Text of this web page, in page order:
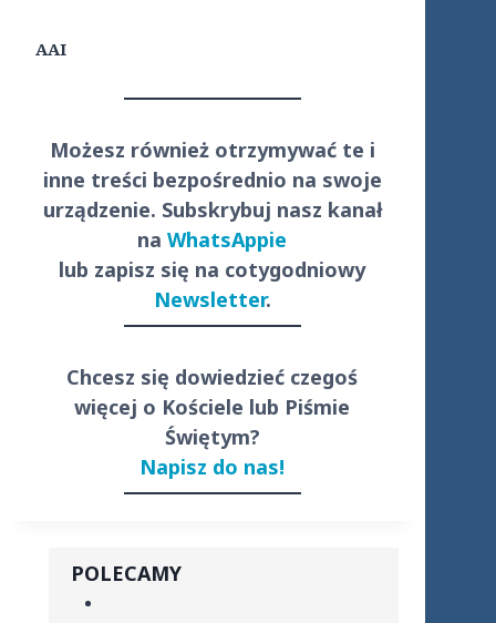
AAI
Możesz również otrzymywać te i
inne treści bezpośrednio na swoje
urządzenie. Subskrybuj nasz kanał
naWhatsAppie
lub zapisz się na cotygodniowy
Newsletter.
Chcesz się dowiedzieć czegoś
więcej o Kościele lub Piśmie
Świętym?
Napisz do nas!
POLECAMY